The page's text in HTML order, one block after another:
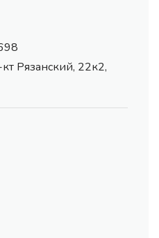
Рязанский, 22к2,